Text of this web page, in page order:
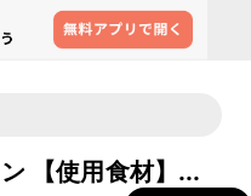
【使用食材】...